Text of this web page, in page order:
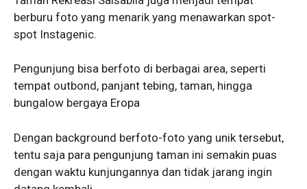
berburu foto yang menarik yang menawarkan spot-
spot Instagenic.
Pengunjung bisa berfoto di berbagai area, seperti
tempat outbond, panjant tebing, taman, hingga
bungalow bergaya Eropa
Dengan background berfoto-foto yang unik tersebut,
tentu saja para pengunjung taman ini semakin puas
dengan waktu kunjungannya dan tidak jarang ingin